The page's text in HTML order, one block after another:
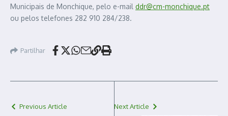
Municipais de Monchique, pelo e-mail ddr@cm-monchique.pt
ou pelos telefones 282 910 284/238.
Partilhar
Previous Article Next Article